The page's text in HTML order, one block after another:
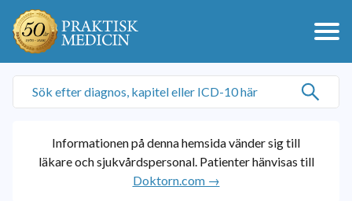
Informationen på denna hemsida vänder sig till
läkare och sjukvårdspersonal. Patienter hänvisas till
Doktorn.com →